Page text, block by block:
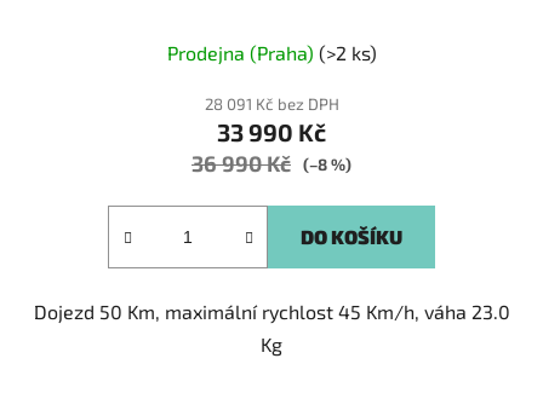
Prodejna (Praha) (>2 ks)
28 091 Kč bez DPH
33 990 Kč
36 990 Kč (–8 %)
DO KOŠÍKU
Dojezd 50 Km, maximální rychlost 45 Km/h, váha 23.0
Kg